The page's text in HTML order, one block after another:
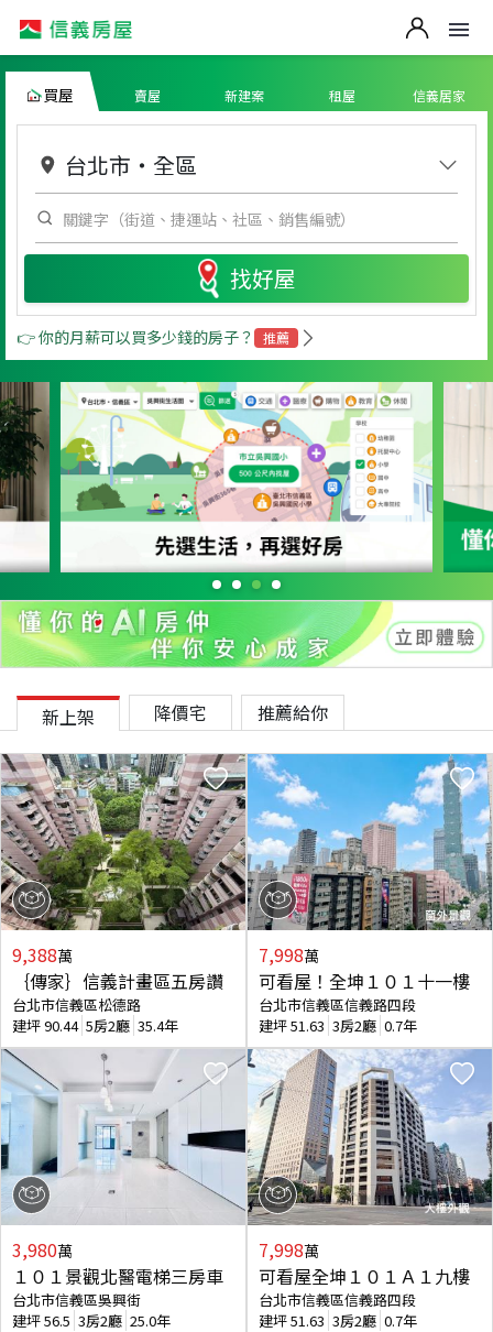
買屋 賣屋 新建案 租屋 信義居家
台北市 ・ 全區
找好屋
👉 你的月薪可以買多少錢的房子？ 推薦
新上架 降價宅 推薦給你
9,388萬
｛傳家｝信義計畫區五房讚
台北市信義區松德路
建坪90.44 5房2廳 35.4年
3,980萬
１０１景觀北醫電梯三房車
台北市信義區吳興街
建坪56.5 3房2廳 25.0年
7,998萬
可看屋！全坤１０１十一樓
台北市信義區信義路四段
建坪51.63 3房2廳 0.7年
7,998萬
可看屋全坤１０１Ａ１九樓
台北市信義區信義路四段
建坪51.63 3房2廳 0.7年